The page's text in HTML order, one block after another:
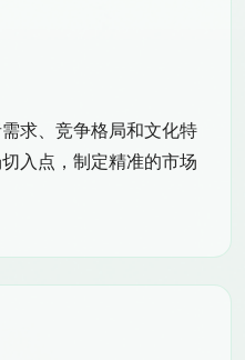
求、竞争格局和文化特
入点，制定精准的市场